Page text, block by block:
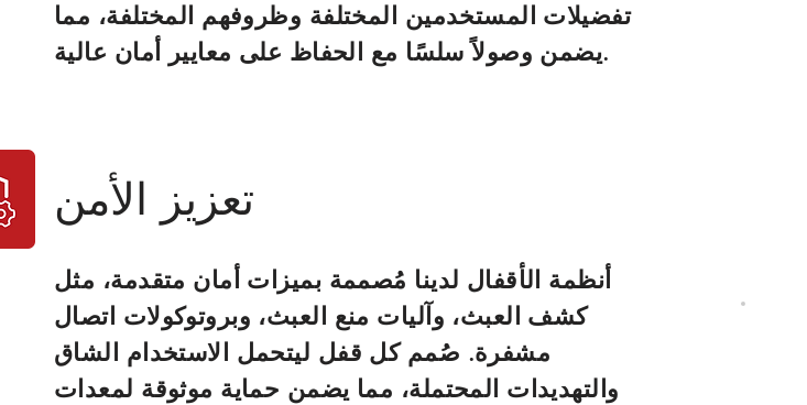
تفضيلات المستخدمين المختلفة وظروفهم المختلفة، مما
يضمن وصولاً سلسًا مع الحفاظ على معايير أمان عالية.
تعزيز الأمن
أنظمة الأقفال لدينا مُصممة بميزات أمان متقدمة، مثل
كشف العبث، وآليات منع العبث، وبروتوكولات اتصال
مشفرة. صُمم كل قفل ليتحمل الاستخدام الشاق
والتهديدات المحتملة، مما يضمن حماية موثوقة لمعدات